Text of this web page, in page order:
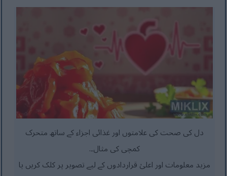
دل کی صحت کی علامتوں اور غذائی اجزاء کے ساتھ متحرک
کمچی کی مثال۔.
مزید معلومات اور اعلیٰ قراردادوں کے لیے تصویر پر کلک کریں یا